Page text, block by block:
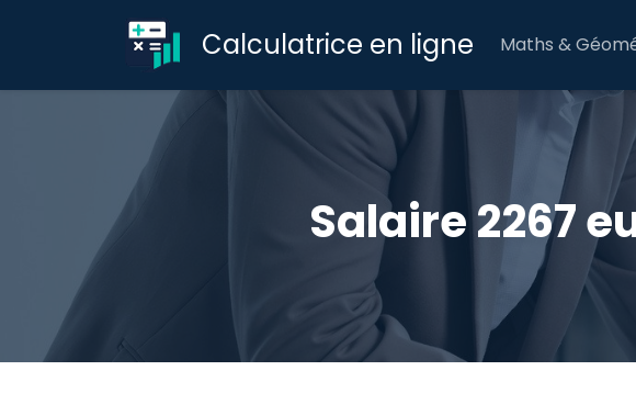
Calculatrice en ligne Maths &
Salaire 2267